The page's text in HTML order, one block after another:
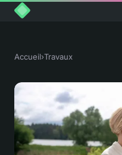
Accueil›Travaux